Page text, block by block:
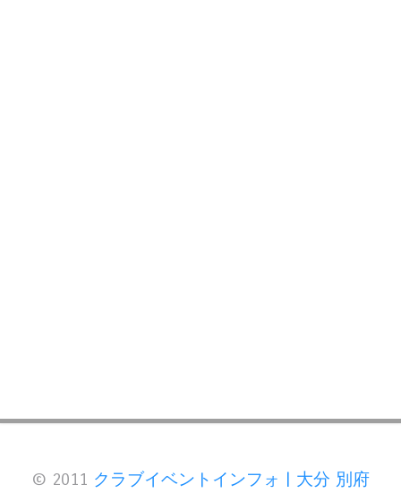
© 2011 クラブイベントインフォ | 大分 別府